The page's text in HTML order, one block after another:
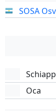
SOSA
Oca